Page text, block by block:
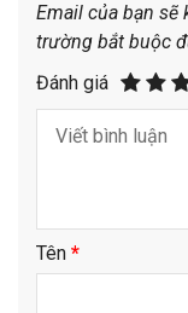
Email của bạn sẽ
trường bắt buộc
Đánh giá
Tên *